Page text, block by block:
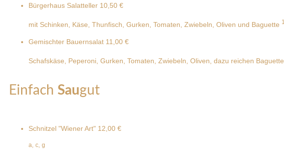
Bürgerhaus Salatteller 10,50 €
mit Schinken, Käse, Thunfisch, Gurken, Tomaten, Zwiebeln, Oliven und Baguette 1,
Gemischter Bauernsalat 11,00 €
Schafskäse, Peperoni, Gurken, Tomaten, Zwiebeln, Oliven, dazu reichen Baguette
Einfach Saugut
Schnitzel "Wiener Art" 12,00 €
a, c, g